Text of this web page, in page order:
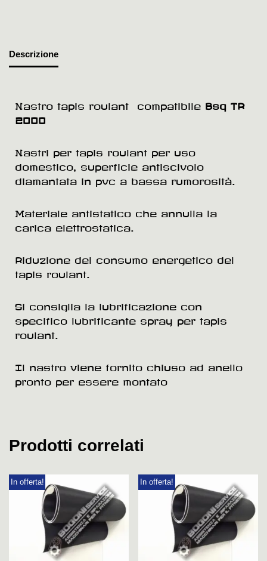
Descrizione
Nastro tapis roulant compatibile Bsq TR
2000
Nastri per tapis roulant per uso
domestico, superficie antiscivolo
diamantata in pvc a bassa rumorosità.
Materiale antistatico che annulla la
carica elettrostatica.
Riduzione del consumo energetico del
tapis roulant.
Si consiglia la lubrificazione con
specifico lubrificante spray per tapis
roulant.
Il nastro viene fornito chiuso ad anello
pronto per essere montato
Prodotti correlati
In offerta! In offerta!